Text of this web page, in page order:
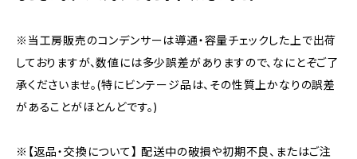
※当工房販売のコンデンサーは導通・容量チェックした上で出荷
しておりますが、数値には多少誤差がありますので、なにとぞご了
承くださいませ。(特にビンテージ品は、その性質上かなりの誤差
があることがほとんどです。)
※【返品・交換について】 配送中の破損や初期不良、またはご注